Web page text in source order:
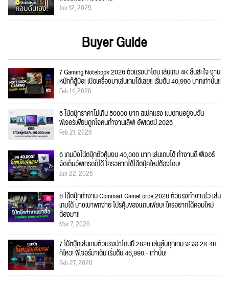
Jun 12, 2025
Buyer Guide
7 Gaming Notebook 2026 ตัวแรงน่าโดน เล่นเกม 4K ลื่นสะใจ งาน
หนักก็สู้มือ! เปิดเครื่องมาเล่นเกมได้เลย!! เริ่มต้น 40,990 บาทเท่านั้น!!
Feb 14, 2026
6 โน้ตบุ๊กราคาไม่เกิน 50000 บาท สเปคแรง แบตทนอยู่จบวัน
ฟีเจอร์เพียบถูกใจคนทำงานเลิฟ! อัพเดตปี 2026
Feb 21, 2026
6 เกมมิ่งโน้ตบุ๊กตัวคุ้มงบ 40,000 บาท เล่นเกมได้ ทำงานดี ฟีเจอร์
จัดเต็มอัพเกรดก็ได้ ใครอยากได้โน้ตบุ๊คใหม่ต้องโดน!
Jun 22, 2026
6 โน้ตบุ๊กทำงาน Commart GameForce 2026 ตัวแรงทำงานไว เล่น
เกมได้ บางเบาพกง่าย โปรคุ้มของแถมเพียบ! ใครอยากได้คอมใหม่
ต้องมา!!
Mar 7, 2026
7 โน้ตบุ๊กเล่นเกมตัวแรงน่าโดนปี 2026 เล่นลื่นทุกเกม จะจอ 2K 4K
ก็ไหว! ฟีเจอร์มาเต็ม เริ่มต้น 46,990.- เท่านั้น!
Feb 27, 2026